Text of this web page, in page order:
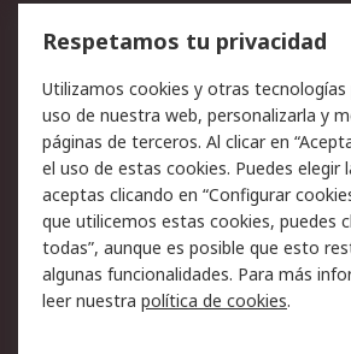
Cómo realizar pedidos
Facturación y pago
Ofertas
Legal
Aviso legal
Política sobre cookies
Certificaciones de
Respetamos tu privacidad
Utilizamos cookies y otras tecnologías
uso de nuestra web, personalizarla y
páginas de terceros. Al clicar en
el uso de estas cookies. Puedes elegir
aceptas clicando en “Configurar
que utilicemos estas cookies, puedes
todas”, aunque es posible que esto
algunas funcionalidades. Para más
leer nuestra política de cookies.